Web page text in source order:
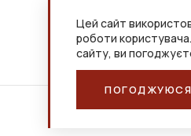
Цей сайт
роботи
сайту, ви